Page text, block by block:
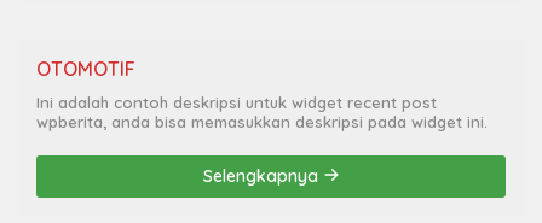
OTOMOTIF
Ini adalah contoh deskripsi untuk widget recent post
wpberita, anda bisa memasukkan deskripsi pada widget ini.
Selengkapnya